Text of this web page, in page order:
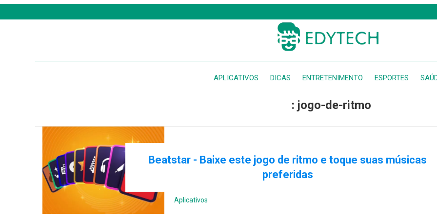
APLICATIVOS DICAS ENTRETENIMENTO ESPORTES
: jogo-de-ritmo
Beatstar - Baixe este jogo de ritmo e toque suas músicas
preferidas
Aplicativos